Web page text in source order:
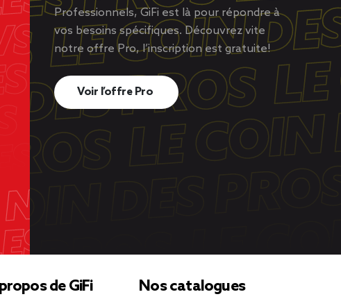
Professionnels, GiFi est là pour répondre à
vos besoins spécifiques. Découvrez vite
notre offre Pro, l’inscription est gratuite!
Voir l’offre Pro
de GiFi Nos catalogues